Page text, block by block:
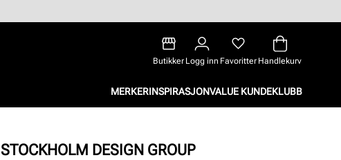
Butikker Logg inn Favoritter Handlekurv
MERKERINSPIRASJONVALUE KUNDEKLUBB
STOCKHOLM DESIGN GROUP